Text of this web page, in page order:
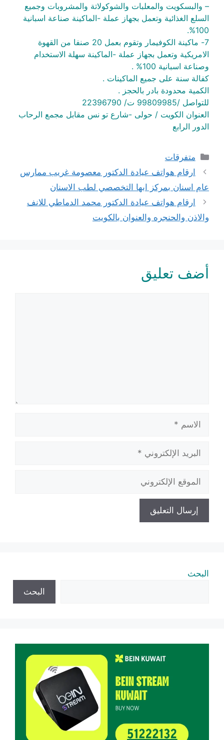
– والبسكويت والمعلبات والشوكولاتة والمشروبات وجميع
السلع الغذائية وتعمل بجهاز عملة -الماكينة صناعة اسبانية
100%.
7- ماكينة الكوفيمار وتقوم بعمل 20 صنفا من القهوة
الامريكية وتعمل بجهاز عملة -الماكينة سهلة الاستخدام
وصناعة اسبانية 100% .
كفالة سنة على جميع الماكينات .
الكمية محدودة بادر بالحجز .
للتواصل /99809985 ت/ 22396790
العنوان الكويت / حولى -شارع تو نس مقابل مجمع الرحاب
الدور الرابع
التصنيفات
متفرقات
ارقام هواتف عيادة الدكتور معصومة غريب ممارس
عام اسنان بمركز ابها التخصصي لطب الاسنان
ارقام هواتف عيادة الدكتور محمد الدماطي للانف
والاذن والحنجره والعنوان بالكويت
أضف تعليق
الإلكتروني
الإلكتروني
البحث
البحث